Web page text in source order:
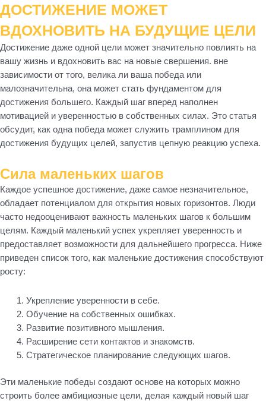
ДОСТИЖЕНИЕ МОЖЕТ
ВДОХНОВИТЬ НА БУДУЩИЕ ЦЕЛИ
Достижение даже одной цели может значительно повлиять на
вашу жизнь и вдохновить вас на новые свершения. вне
зависимости от того, велика ли ваша победа или
малозначительна, она может стать фундаментом для
достижения большего. Каждый шаг вперед наполнен
мотивацией и уверенностью в собственных силах. Это статья
обсудит, как одна победа может служить трамплином для
достижения будущих целей, запустив цепную реакцию успеха.
Сила маленьких шагов
Каждое успешное достижение, даже самое незначительное,
обладает потенциалом для открытия новых горизонтов. Люди
часто недооценивают важность маленьких шагов к большим
целям. Каждый маленький успех укрепляет уверенность и
предоставляет возможности для дальнейшего прогресса. Ниже
приведен список того, как маленькие достижения способствуют
росту:
Укрепление уверенности в себе.
Обучение на собственных ошибках.
Развитие позитивного мышления.
Расширение сети контактов и знакомств.
Стратегическое планирование следующих шагов.
Эти маленькие победы создают основе на которых можно
строить более амбициозные цели, делая каждый новый шаг